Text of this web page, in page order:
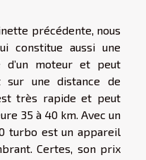
précédente, nous
constitue aussi une
moteur et peut
sur une distance de
très rapide et peut
35 à 40 km. Avec un
turbo est un appareil
Certes, son prix